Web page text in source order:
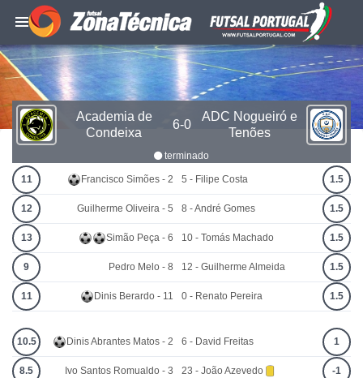
Academia de
Condeixa
6-0
ADC Nogueiró e
Tenões
terminado
11 Francisco Simões - 2
12 Guilherme Oliveira - 5
13 Simão Peça - 6
9 Pedro Melo - 8
11 Dinis Berardo - 11
5 - Filipe Costa 1.5
8 - André Gomes 1.5
10 - Tomás Machado 1.5
12 - Guilherme Almeida 1.5
0 - Renato Pereira 1.5
10.5 Dinis Abrantes Matos - 2
8.5 Ivo Santos Romualdo - 3
6 - David Freitas 1
23 - João Azevedo -1